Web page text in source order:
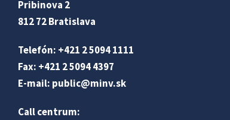
Pribinova 2
812 72 Bratislava
Telefón: +421 2 5094 1111
Fax: +421 2 5094 4397
E-mail: public@minv.sk
Call centrum: